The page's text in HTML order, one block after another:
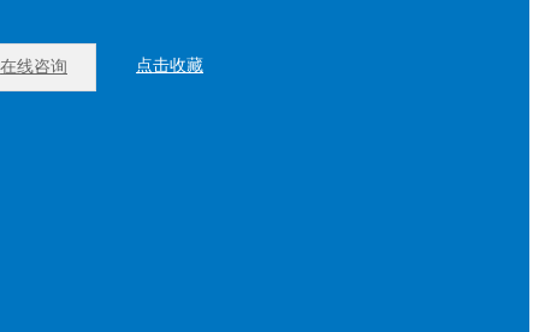
在线咨询 点击收藏